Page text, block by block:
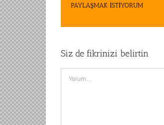
PAYLAŞMAK İSTİYORUM
Siz de fikrinizi belirtin
Comment